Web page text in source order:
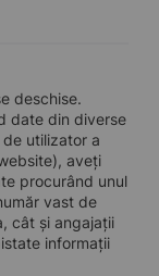
deschise.
date din diverse
utilizator a
aveți
procurând unul
vast de
cât și angajații
informații